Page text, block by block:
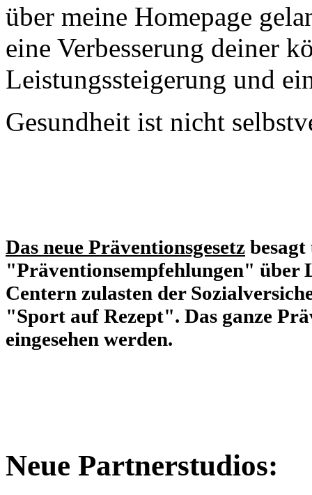
über meine Homepage
eine Verbesserung deiner
Leistungssteigerung und
Gesundheit ist nicht
Das neue Präventionsgesetz
"Präventionsempfehlungen" über
Centern zulasten der
"Sport auf Rezept". Das ganze
eingesehen werden.
Neue Partnerstudios: